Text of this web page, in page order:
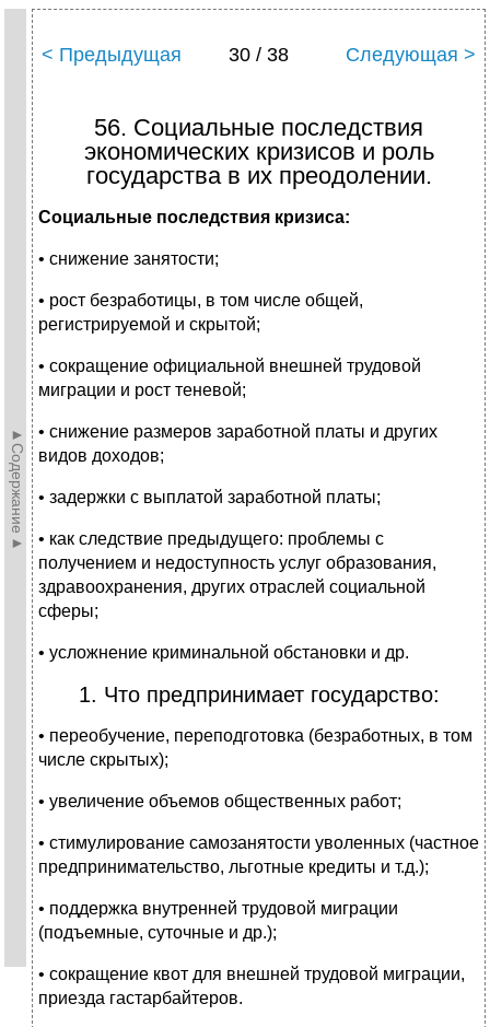
►Содержание►
< Предыдущая 30 / 38 Следующая >
56. Социальные последствия
экономических кризисов и роль
государства в их преодолении.
Социальные последствия кризиса:
• снижение занятости;
• рост безработицы, в том числе общей,
регистрируемой и скрытой;
• сокращение официальной внешней трудовой
миграции и рост теневой;
• снижение размеров заработной платы и других
видов доходов;
• задержки с выплатой заработной платы;
• как следствие предыдущего: проблемы с
получением и недоступность услуг образования,
здравоохранения, других отраслей социальной
сферы;
• усложнение криминальной обстановки и др.
1. Что предпринимает государство:
• переобучение, переподготовка (безработных, в том
числе скрытых);
• увеличение объемов общественных работ;
• стимулирование самозанятости уволенных (частное
предпринимательство, льготные кредиты и т.д.);
• поддержка внутренней трудовой миграции
(подъемные, суточные и др.);
• сокращение квот для внешней трудовой миграции,
приезда гастарбайтеров.